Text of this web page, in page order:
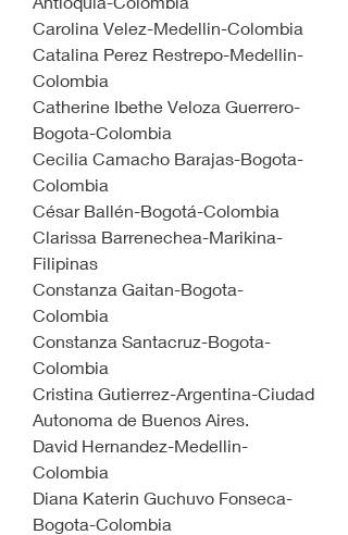
Carolina Velez-Medellin-Colombia
Catalina Perez Restrepo-Medellin-
Colombia
Catherine Ibethe Veloza Guerrero-
Bogota-Colombia
Cecilia Camacho Barajas-Bogota-
Colombia
César Ballén-Bogotá-Colombia
Clarissa Barrenechea-Marikina-
Filipinas
Constanza Gaitan-Bogota-
Colombia
Constanza Santacruz-Bogota-
Colombia
Cristina Gutierrez-Argentina-Ciudad
Autonoma de Buenos Aires.
David Hernandez-Medellin-
Colombia
Diana Katerin Guchuvo Fonseca-
Bogota-Colombia